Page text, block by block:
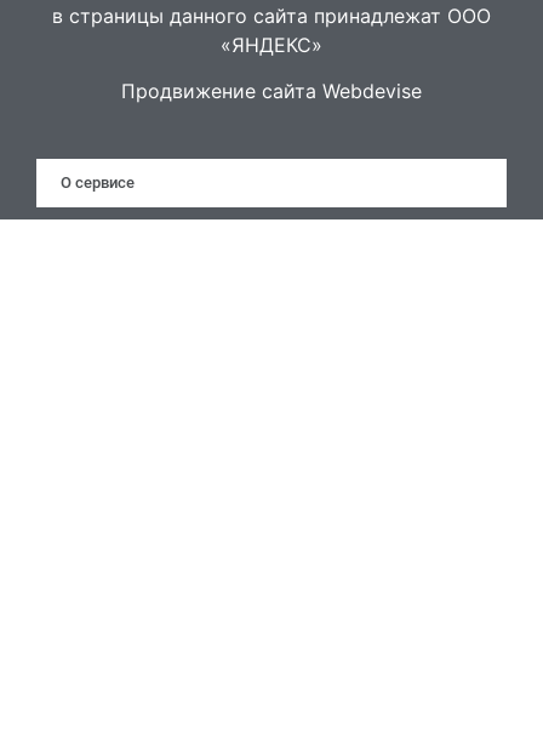
в страницы данного сайта принадлежат ООО
«ЯНДЕКС»
Продвижение сайта Webdevise
О сервисе